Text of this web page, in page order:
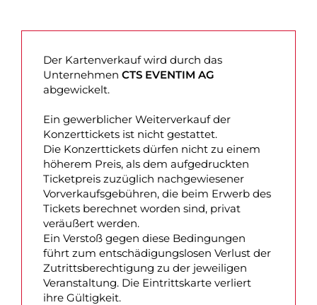
Der Kartenverkauf wird durch das
Unternehmen CTS EVENTIM AG
abgewickelt.
Ein gewerblicher Weiterverkauf der
Konzerttickets ist nicht gestattet.
Die Konzerttickets dürfen nicht zu einem
höherem Preis, als dem aufgedruckten
Ticketpreis zuzüglich nachgewiesener
Vorverkaufsgebühren, die beim Erwerb des
Tickets berechnet worden sind, privat
veräußert werden.
Ein Verstoß gegen diese Bedingungen
führt zum entschädigungslosen Verlust der
Zutrittsberechtigung zu der jeweiligen
Veranstaltung. Die Eintrittskarte verliert
ihre Gültigkeit.